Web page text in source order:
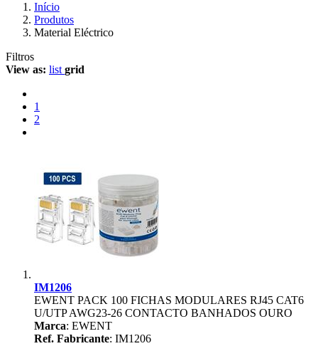
Início
Produtos
Material Eléctrico
Filtros
View as: list grid
1
2
IM1206
EWENT PACK 100 FICHAS MODULARES RJ45 CAT6
U/UTP AWG23-26 CONTACTO BANHADOS OURO
Marca: EWENT
Ref. Fabricante: IM1206